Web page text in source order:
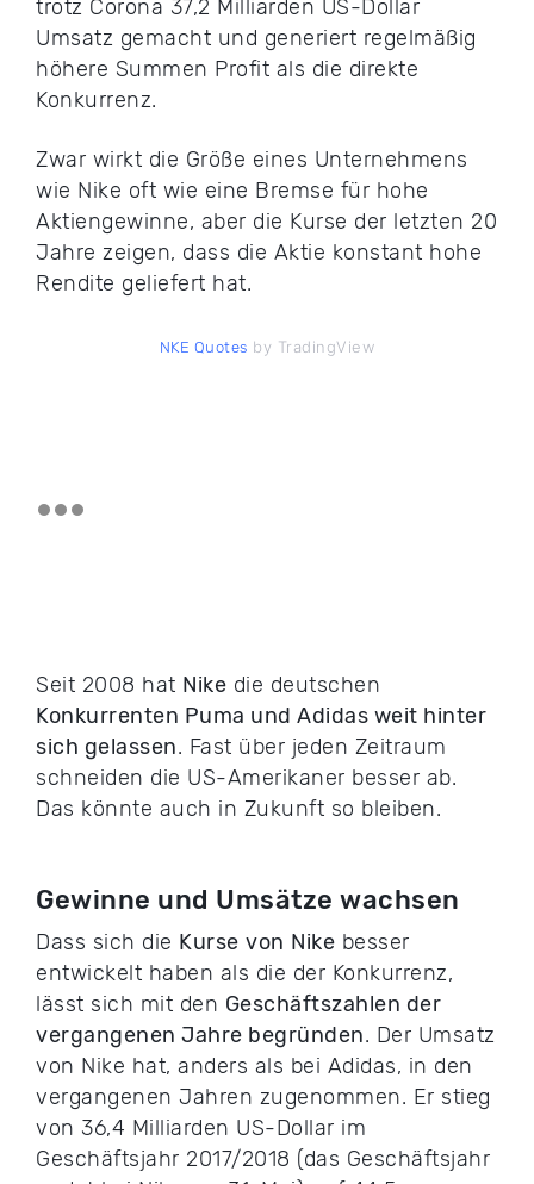
trotz Corona 37,2 Milliarden US-Dollar
Umsatz gemacht und generiert regelmäßig
höhere Summen Profit als die direkte
Konkurrenz.
Zwar wirkt die Größe eines Unternehmens
wie Nike oft wie eine Bremse für hohe
Aktiengewinne, aber die Kurse der letzten 20
Jahre zeigen, dass die Aktie konstant hohe
Rendite geliefert hat.
NKE Quotes by TradingView
Seit 2008 hat Nike die deutschen
Konkurrenten Puma und Adidas weit hinter
sich gelassen. Fast über jeden Zeitraum
schneiden die US-Amerikaner besser ab.
Das könnte auch in Zukunft so bleiben.
Gewinne und Umsätze wachsen
Dass sich die Kurse von Nike besser
entwickelt haben als die der Konkurrenz,
lässt sich mit den Geschäftszahlen der
vergangenen Jahre begründen. Der Umsatz
von Nike hat, anders als bei Adidas, in den
vergangenen Jahren zugenommen. Er stieg
von 36,4 Milliarden US-Dollar im
Geschäftsjahr 2017/2018 (das Geschäftsjahr